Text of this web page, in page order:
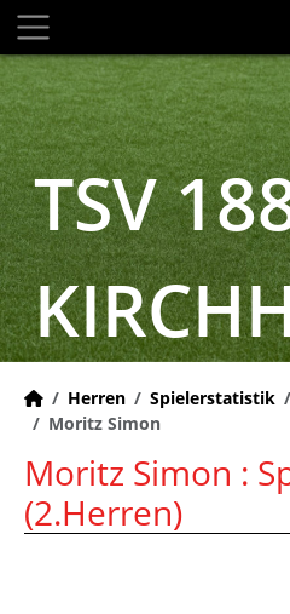
TSV
Herren Spielerstatistik
Moritz Simon
Moritz Simon :
(2.Herren)